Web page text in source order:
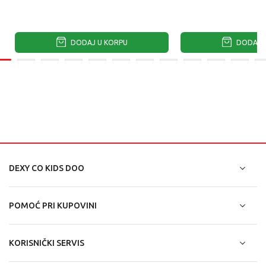
DODAJ U KORPU DODAJ
DEXY CO KIDS DOO
POMOĆ PRI KUPOVINI
KORISNIČKI SERVIS